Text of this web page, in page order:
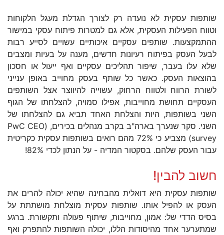
שותפות עסקית לא נועדה רק לצורך הגדלת מעגל הלקוחות
וטווח הפעילות העסקית, אלא גם למטרות פיתוח עסקי במישור
ההתמקצעות. שותפים עסקיים איכותיים עשויים לסייע רבות
לבעל העסק בפיתוח רעיונות חדשים, מענה על בעיות ומצבים
שלא עלו בעבר, שיפור תהליכים עסקיים ואף ייעול או חסכון
בהוצאות העסק. כאשר כל שותף בעסק מחוייב באופן ענייני
לשורת הרווח ולטווח הרחוק, עשוייה להיווצר אצל השותפים
העסקיים תחושת מחוייבות, אפילו סמויה, להצלחתו של הגוף
השני בשותפות, היות והצלחת האחד תביא גם להצלחתו של
השני. סקר שנערך בארה"ב בקרב מנהלים בכירים, (PwC CEO
survey) מצביע כי 72% מהם רואים בשותפות עסקית כקריטית
עבור העסק שלהם. בסקטור המדיה - על הנתון לכדי 82%!
חשוב להבין!
שותפות עסקית היא דואלית מהבחינה שהיא יכולה להרים את
העסק או להפיל אותו. שותפות עסקית מוצלחת מושתתת על
בסיס הדדי של: אמון, מחוייבות, שיתוף פעולה ותקשורת. ברגע
שמתערער אחד מהיסודות הללו, יכולה השותפות להתפרק ואף